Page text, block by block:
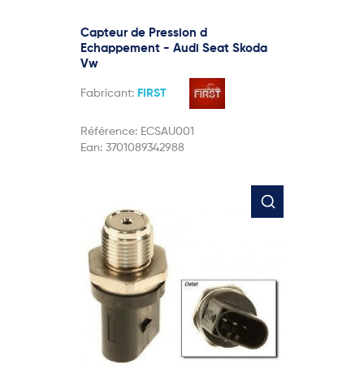
Capteur de Pression d
Echappement - Audi Seat Skoda
Vw
Fabricant: FIRST
Référence: ECSAU001
Ean: 3701089342988